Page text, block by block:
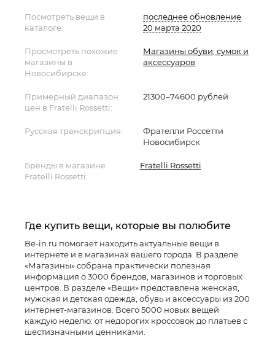
Посмотреть вещи в
каталоге:
последнее обновление
20 марта 2020
Просмотреть похожие
магазины в
Новосибирске:
Магазины обуви, сумок и
аксессуаров
Примерный диапазон
цен в Fratelli Rossetti:
21300–74600 рублей
Русская транскрипция:
Фрателли Россетти
Новосибирск
Бренды в магазине
Fratelli Rossetti:
Fratelli Rossetti
Где купить вещи, которые вы полюбите
Be-in.ru помогает находить актуальные вещи в
интернете и в магазинах вашего города. В разделе
«Магазины» собрана практически полезная
информация о 3000 брендов, магазинов и торговых
центров. В разделе «Вещи» представлена женская,
мужская и детская одежда, обувь и аксессуары из 200
интернет-магазинов. Всего 5000 новых вещей
каждую неделю: от недорогих кроссовок до платьев с
шестизначными ценниками.